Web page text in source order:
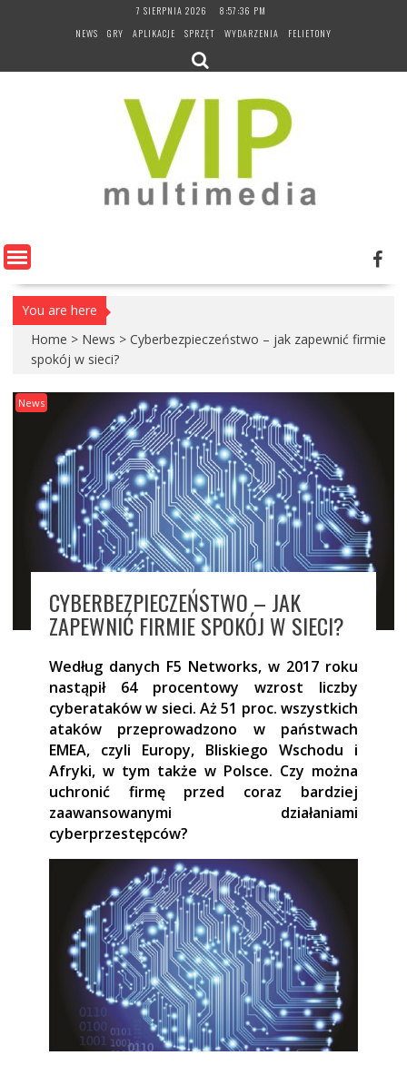
7 SIERPNIA 2026
8:57:37 PM
NEWS
GRY APLIKACJE SPRZĘT WYDARZENIA FELIETONY
You are here
Home > News > Cyberbezpieczeństwo – jak zapewnić firmie
spokój w sieci?
News
CYBERBEZPIECZEŃSTWO – JAK
ZAPEWNIĆ FIRMIE SPOKÓJ W SIECI?
Według danych F5 Networks, w 2017 roku
nastąpił 64 procentowy wzrost liczby
cyberataków w sieci. Aż51 proc. wszystkich
ataków przeprowadzono w państwach
EMEA, czyli Europy, Bliskiego Wschodu i
Afryki, w tym także w Polsce. Czy można
uchronić firmę przed coraz bardziej
zaawansowanymi działaniami
cyberprzestępców?